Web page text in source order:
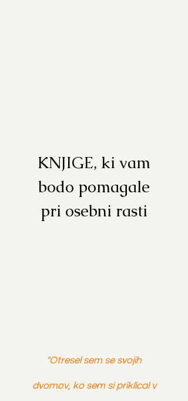
KNJIGE, ki vam
bodo pomagale
pri osebni rasti
"Otresel sem se svojih
dvomov, ko sem si priklical v